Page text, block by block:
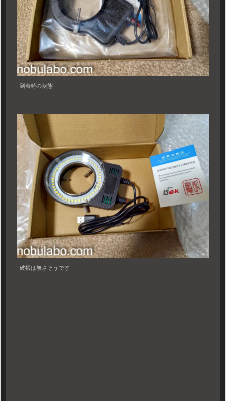
到着時の状態
破損は無さそうです